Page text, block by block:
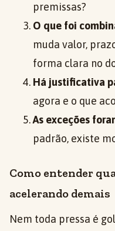
premissas?
O que foi
muda valor,
forma clara no
Há justificativa
agora e o que
As exceções
padrão, existe
Como entender
acelerando demais
Nem toda pressa é